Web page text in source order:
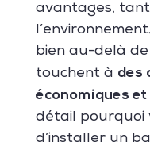
avantages,
bien au-delà
touchent à des
économiques
détail pourquoi
d’installer un